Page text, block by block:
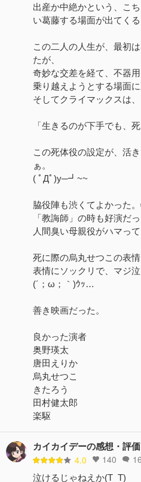
出産か中絶かという、こ
い葛藤する場面が出てくる
この二人の人生が、最初
たが、
奇妙な交差を経て、不器
乗り越えようとする場面に
そしてクライマックスは、
「生きるのが下手でも、
この死体役の設定が、活
ぁ。
( ﾟДﾟ)y─┛~~
脇役陣も渋くてよかった
「教誨師」の時も好演だ
人間臭い母親役がハマって
死に際の烏丸せつこの表
表情にソックリで、マジ泣
(´；ω；｀)ｳｯ…
善き映画だった。
良かった演者
奥野瑛太
唐田えりか
烏丸せつこ
きたろう
田村健太郎
楽駆
カイカイデーの感想・評価
4.0 140 16
泣けるじゃねえか(T_T)